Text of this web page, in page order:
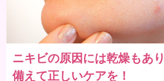
ニキビの原因には乾燥もあ
備えて正しいケアを！